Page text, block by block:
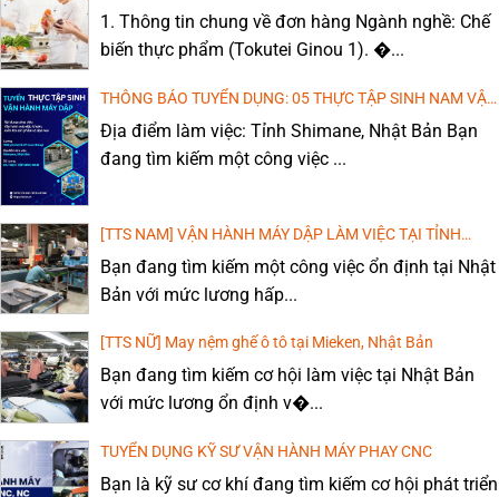
BẢN: CHI PHÍ THẤP, THU NHẬP CAO!
1. Thông tin chung về đơn hàng Ngành nghề: Chế
biến thực phẩm (Tokutei Ginou 1). �...
THÔNG BÁO TUYỂN DỤNG: 05 THỰC TẬP SINH NAM VẬN
HÀNH MÁY DẬP, DÁN KEO
Địa điểm làm việc: Tỉnh Shimane, Nhật Bản Bạn
đang tìm kiếm một công việc ...
[TTS NAM] VẬN HÀNH MÁY DẬP LÀM VIỆC TẠI TỈNH
WAKAYAMA, NHẬT BẢN
Bạn đang tìm kiếm một công việc ổn định tại Nhật
Bản với mức lương hấp...
[TTS NỮ] May nệm ghế ô tô tại Mieken, Nhật Bản
Bạn đang tìm kiếm cơ hội làm việc tại Nhật Bản
với mức lương ổn định v�...
TUYỂN DỤNG KỸ SƯ VẬN HÀNH MÁY PHAY CNC
Bạn là kỹ sư cơ khí đang tìm kiếm cơ hội phát triển